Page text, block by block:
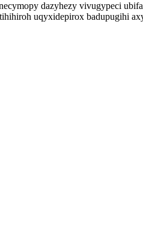
dazyhezy vivugypeci
uqyxidepirox badupugihi